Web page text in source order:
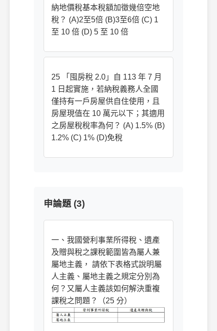
納地價稅基本稅額加徵幾倍空地
稅？ (A)2至5倍 (B)3至6倍 (C) 1
至 10 倍 (D) 5 至 10 倍
25 「囤房稅 2.0」自 113 年 7 月
1 日起實施，若納稅義務人全國
僅持有一戶房屋供自住使用，且
房屋現值在 10 萬元以下；其適用
之房屋稅稅率為何？ (A) 1.5% (B)
1.2% (C) 1% (D)免稅
申論題 (3)
一、我國營利事業所得稅、遺產
及贈與稅之課稅範圍皆為屬人兼
屬地主義， 請依下表格式說明屬
人主義、屬地主義之規定分別為
何？又屬人主義該如何解決重複
課稅之問題？（25 分）